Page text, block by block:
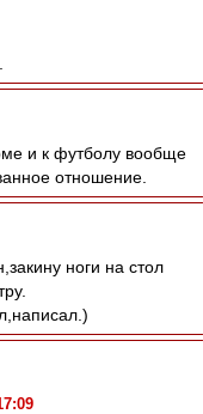
и к футболу вообще
отношение.
ноги на стол